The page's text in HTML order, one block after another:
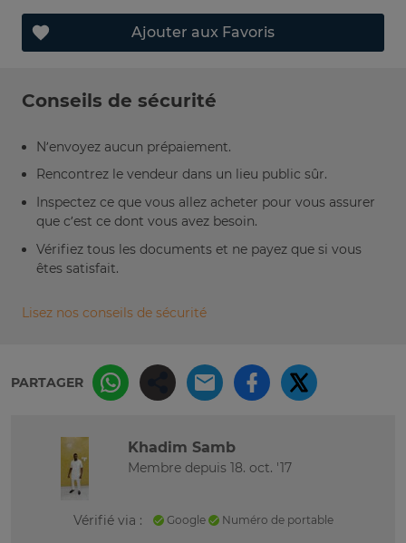
Ajouter aux Favoris
Conseils de sécurité
N’envoyez aucun prépaiement.
Rencontrez le vendeur dans un lieu public sûr.
Inspectez ce que vous allez acheter pour vous assurer
que c’est ce dont vous avez besoin.
Vérifiez tous les documents et ne payez que si vous
êtes satisfait.
Lisez nos conseils de sécurité
PARTAGER
Khadim Samb
Membre depuis 18. oct. '17
Vérifié via : Google Numéro de portable